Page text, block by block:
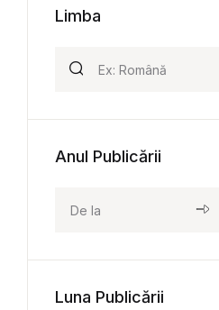
Limba
Anul Publicării
Luna Publicării